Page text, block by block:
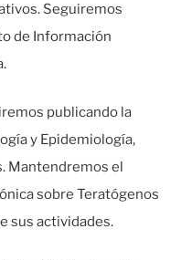
Seguiremos
de Información
publicando la
y Epidemiología,
Mantendremos el
sobre Teratógenos
sus actividades.